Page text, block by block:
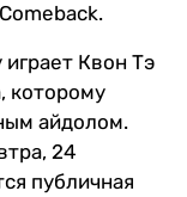
Квон Тэ
которому
айдолом.
24
публичная